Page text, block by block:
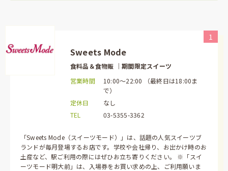
1
Sweets Mode
食料品＆食物販 ｜期間限定スイーツ
営業時間
10:00～22:00 （最終日は18:00ま
で）
定休日
なし
TEL
03-5355-3362
「Sweets Mode（スイーツモード）」は、話題の人気スイーツブ
ランドが毎月登場するお店です。学校や会社帰り、お出かけ時のお
土産など、駅ご利用の際にはぜひお立ち寄りください。 ※「スイ
ーツモード明大前」は、入場券をお買い求めの上、ご利用願いま